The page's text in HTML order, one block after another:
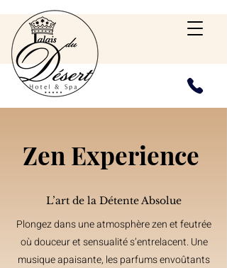
Zen Experience
L’art de la Détente Absolue
Plongez dans une atmosphère zen et feutrée
où douceur et sensualité s’entrelacent. Une
musique apaisante, les parfums envoûtants